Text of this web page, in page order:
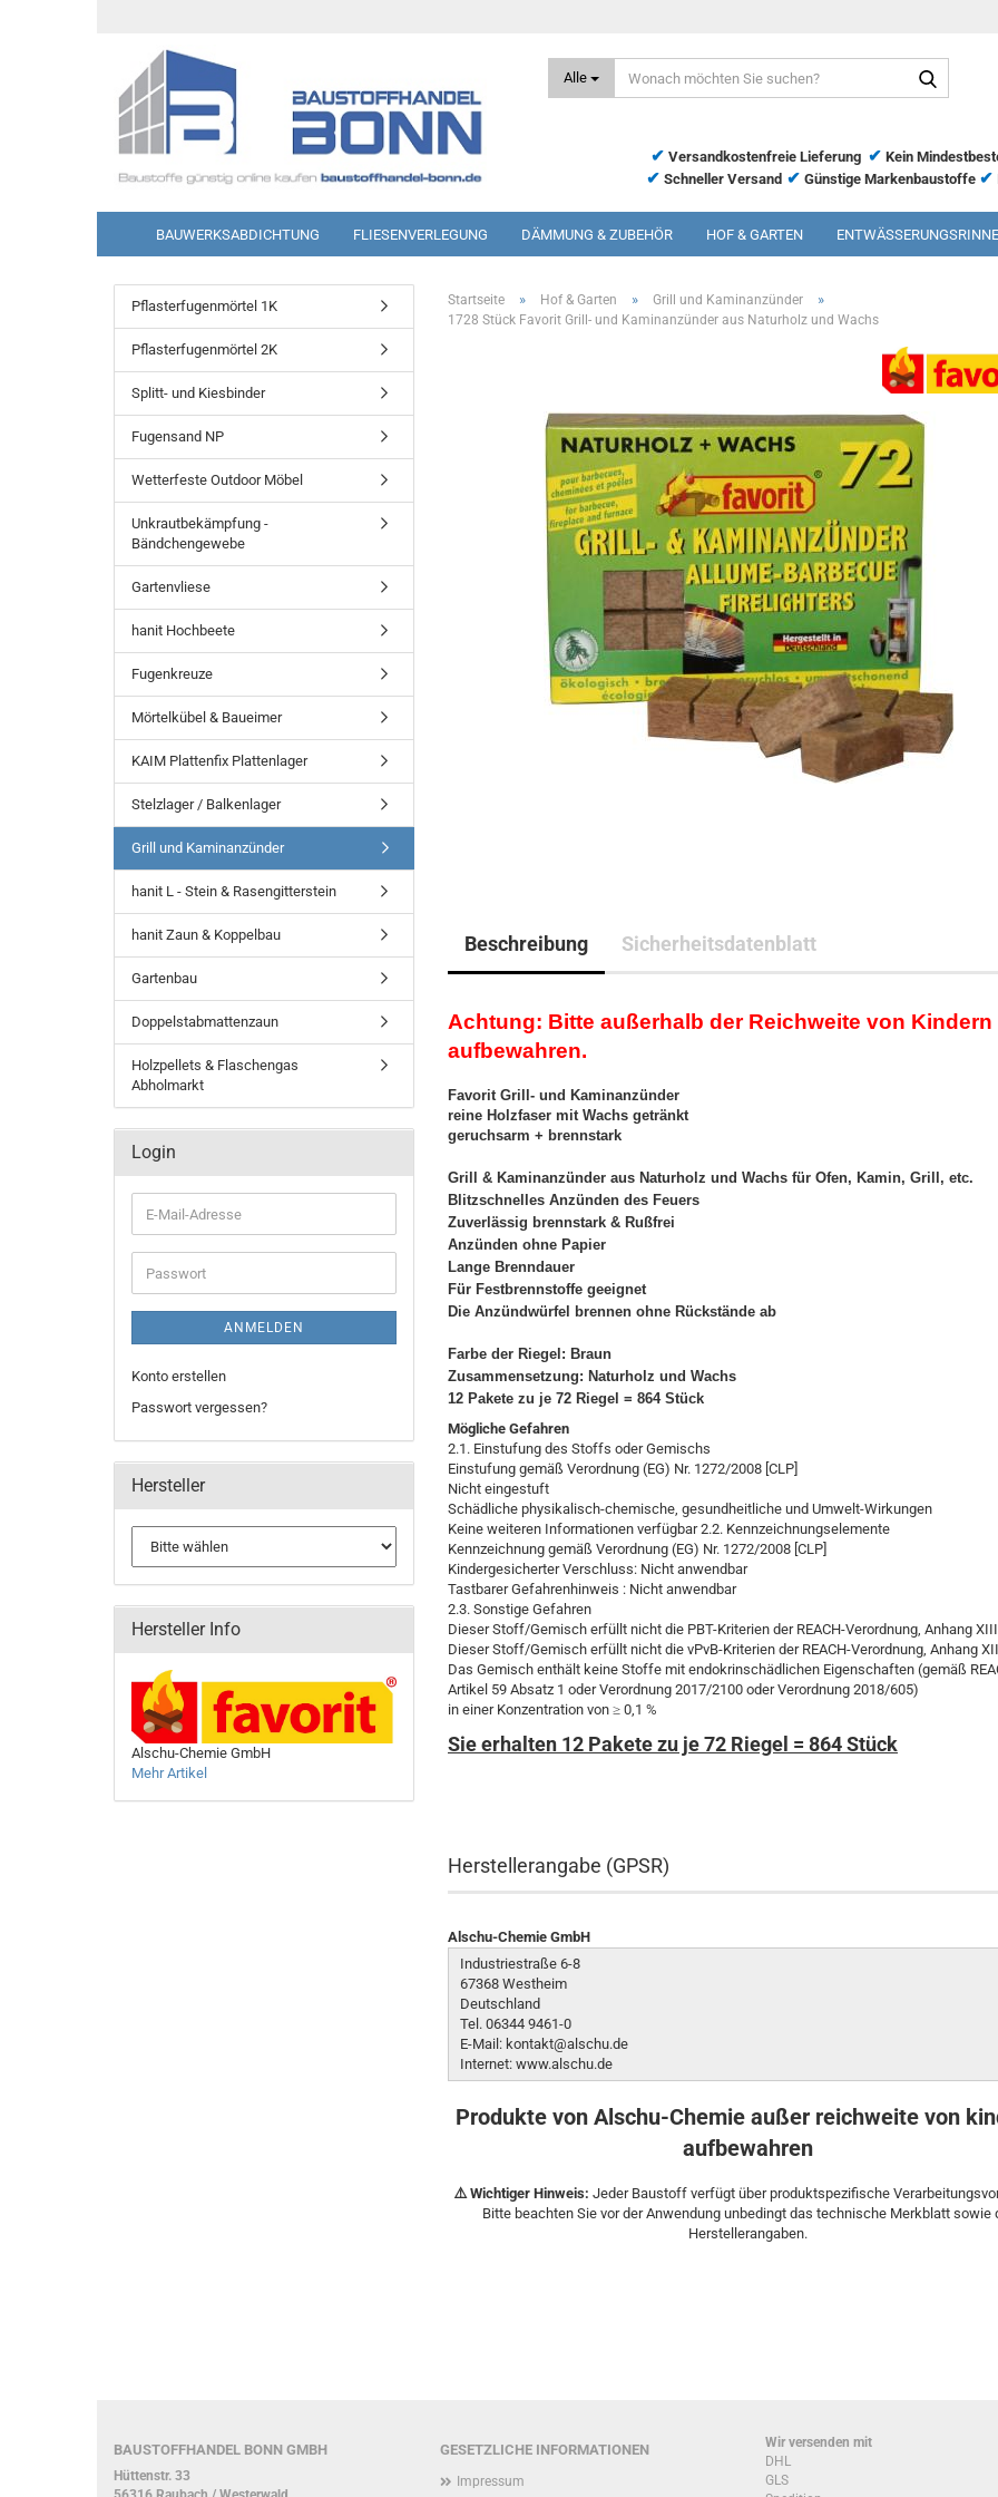
Alle
✔ Versandkostenfreie Lieferung ✔ Kein
✔ Schneller Versand ✔ Günstige Markenbaustoffe ✔
BAUWERKSABDICHTUNG FLIESENVERLEGUNG DÄMMUNG & ZUBEHÖR HOF & GARTEN
Startseite » Hof & Garten » Grill und Kaminanzünder »
1728 Stück Favorit Grill- und Kaminanzünder aus Naturholz und Wachs
Beschreibung Sicherheitsdatenblatt
Achtung: Bitte außerhalb der Reichweite von Kindern
aufbewahren.
Favorit Grill- und Kaminanzünder
reine Holzfaser mit Wachs getränkt
geruchsarm + brennstark
Grill & Kaminanzünder aus Naturholz und Wachs für Ofen, Kamin, Grill, etc.
Blitzschnelles Anzünden des Feuers
Zuverlässig brennstark & Rußfrei
Anzünden ohne Papier
Lange Brenndauer
Für Festbrennstoffe geeignet
Die Anzündwürfel brennen ohne Rückstände ab
Farbe der Riegel: Braun
Zusammensetzung: Naturholz und Wachs
12 Pakete zu je 72 Riegel = 864 Stück
Mögliche Gefahren
2.1. Einstufung des Stoffs oder Gemischs
Einstufung gemäß Verordnung (EG) Nr. 1272/2008 [CLP]
Nicht eingestuft
Schädliche physikalisch-chemische, gesundheitliche und Umwelt-Wirkungen
Keine weiteren Informationen verfügbar 2.2. Kennzeichnungselemente
Kennzeichnung gemäß Verordnung (EG) Nr. 1272/2008 [CLP]
Kindergesicherter Verschluss: Nicht anwendbar
Tastbarer Gefahrenhinweis : Nicht anwendbar
2.3. Sonstige Gefahren
Dieser Stoff/Gemisch erfüllt nicht die PBT-Kriterien der REACH-Verordnung, Anhang
Dieser Stoff/Gemisch erfüllt nicht die vPvB-Kriterien der REACH-Verordnung, Anhang
Das Gemisch enthält keine Stoffe mit endokrinschädlichen Eigenschaften (gemäß
Artikel 59 Absatz 1 oder Verordnung 2017/2100 oder Verordnung 2018/605)
in einer Konzentration von ≥ 0,1 %
Sie erhalten 12 Pakete zu je 72 Riegel = 864 Stück
Herstellerangabe (GPSR)
Alschu-Chemie GmbH
Industriestraße 6-8
67368 Westheim
Deutschland
Tel. 06344 9461-0
E-Mail: kontakt@alschu.de
Internet: www.alschu.de
Produkte von Alschu-Chemie außer reichweite von
aufbewahren
⚠️ Wichtiger Hinweis: Jeder Baustoff verfügt über produktspezifische
Bitte beachten Sie vor der Anwendung unbedingt das technische Merkblatt sowie
Herstellerangaben.
Pflasterfugenmörtel 1K
Pflasterfugenmörtel 2K
Splitt- und Kiesbinder
Fugensand NP
Wetterfeste Outdoor Möbel
Unkrautbekämpfung -
Bändchengewebe
Gartenvliese
hanit Hochbeete
Fugenkreuze
Mörtelkübel & Baueimer
KAIM Plattenfix Plattenlager
Stelzlager / Balkenlager
Grill und Kaminanzünder
hanit L - Stein & Rasengitterstein
hanit Zaun & Koppelbau
Gartenbau
Doppelstabmattenzaun
Holzpellets & Flaschengas
Abholmarkt
Login
E-
Mail-
Adresse
Passwort
ANMELDEN
Konto erstellen
Passwort vergessen?
Hersteller
Hersteller Info
Alschu-Chemie GmbH
Mehr Artikel
GESETZLICHE INFORMATIONEN
Impressum
Wir versenden mit
DHL
GLS
BAUSTOFFHANDEL BONN GMBH
Hüttenstr. 33